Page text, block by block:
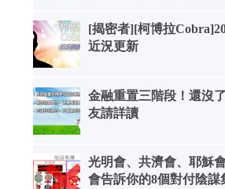
[揭密者][柯博拉
近況更新
金融重置三階段！還沒
友請詳讀
光明會、共濟會、耶穌
會告訴你的8個對付陰謀